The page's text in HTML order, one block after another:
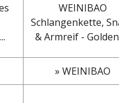
WEINIBAO
Schlangenkette,
& Armreif -
» WEINIBAO